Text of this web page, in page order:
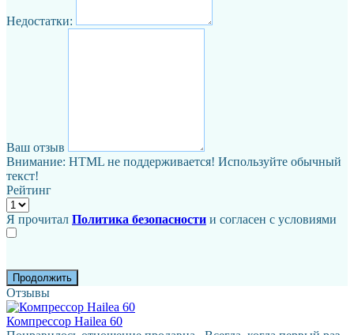
Недостатки:
Ваш отзыв
Внимание: HTML не поддерживается! Используйте обычный
текст!
Рейтинг
Я прочитал Политика безопасности и согласен с условиями
Продолжить
Отзывы
Компрессор Hailea 60